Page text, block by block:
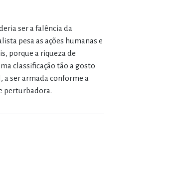
ser a falência da
pesa as ações humanas e
porque a riqueza de
classificação tão a gosto
ser armada conforme a
perturbadora.